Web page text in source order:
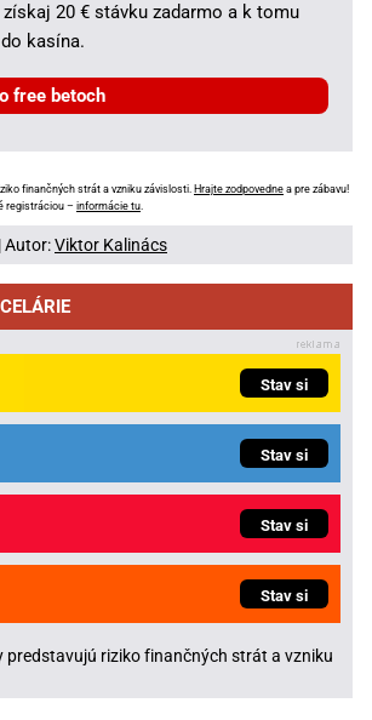
20 € stávku zadarmo a k tomu
kasína.
free betoch
finančných strát a vzniku závislosti. Hrajte zodpovedne a pre zábavu!
registráciou – informácie tu
Autor:Viktor Kalinács
Stav si
Stav si
Stav si
Stav si
predstavujú riziko finančných strát a vzniku